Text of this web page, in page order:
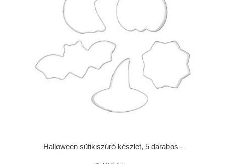
Halloween sütikiszúró készlet, 5 darabos -